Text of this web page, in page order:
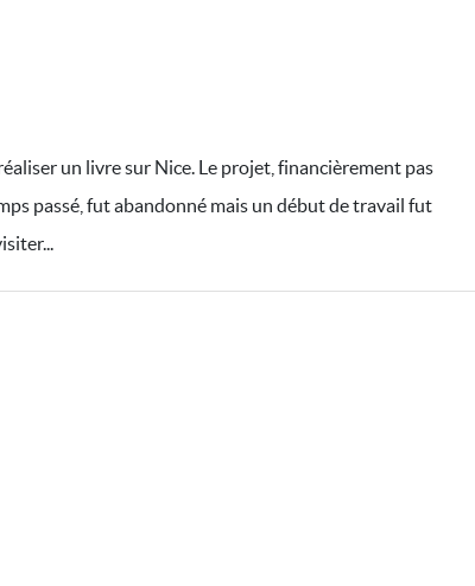
un livre sur Nice. Le projet, financièrement pas
passé, fut abandonné mais un début de travail fut